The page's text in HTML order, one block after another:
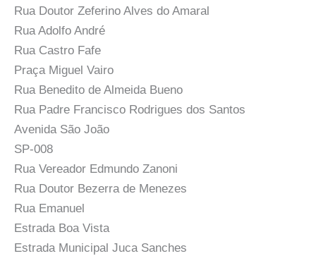
Rua Doutor Zeferino Alves do Amaral
Rua Adolfo André
Rua Castro Fafe
Praça Miguel Vairo
Rua Benedito de Almeida Bueno
Rua Padre Francisco Rodrigues dos Santos
Avenida São João
SP-008
Rua Vereador Edmundo Zanoni
Rua Doutor Bezerra de Menezes
Rua Emanuel
Estrada Boa Vista
Estrada Municipal Juca Sanches